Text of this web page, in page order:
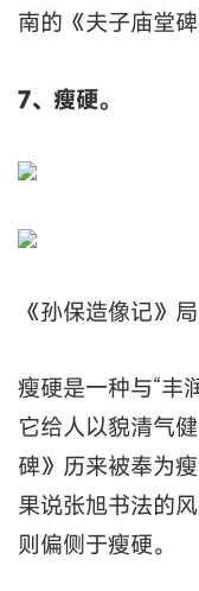
南的《夫子庙堂
7、瘦硬。
《孙保造像记》
瘦硬是一种与“丰
它给人以貌清气
碑》历来被奉为
果说张旭书法的
则偏侧于瘦硬。